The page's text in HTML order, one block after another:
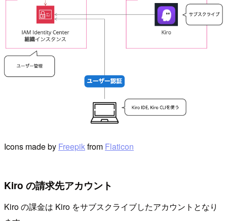
Icons made by Freepikfrom Flaticon
Kiro の請求先アカウント
Kiro の課金は Kiro をサブスクライブしたアカウントとなり